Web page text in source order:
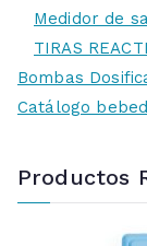
Medidor de
TIRAS
Bombas
Catálogo
Productos